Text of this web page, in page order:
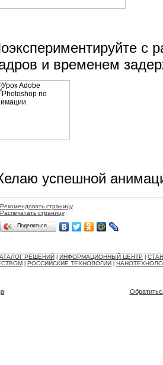
с
и временем
успешной
Рекомендовать страницу
Распечатать страницу
Поделиться…
РЕШЕНИЙ ИНФОРМАЦИОННЫЙ ЦЕНТР
РОССИЙСКИЕ ТЕХНОЛОГИИ